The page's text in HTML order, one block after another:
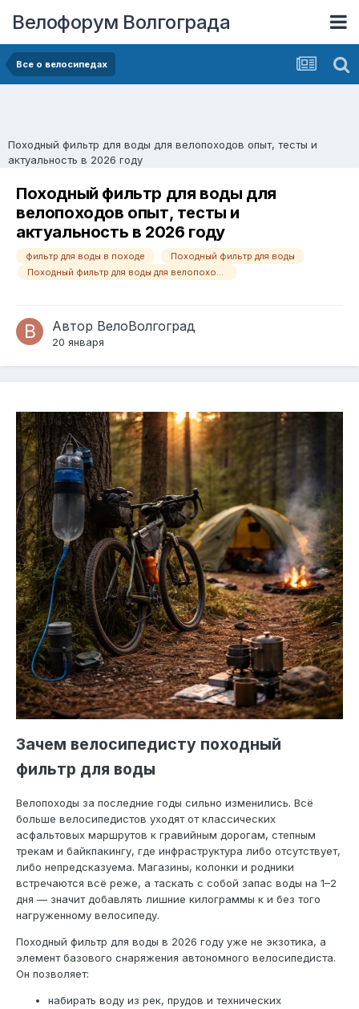
Велофорум Волгограда
Все о велосипедах
Походный фильтр для воды для велопоходов опыт, тесты и
актуальность в 2026 году
Походный фильтр для воды для
велопоходов опыт, тесты и
актуальность в 2026 году
фильтр для воды в походе
Походный фильтр для воды
Походный фильтр для воды для велопоходов
Автор ВелоВолгоград
20 января
Зачем велосипедисту походный
фильтр для воды
Велопоходы за последние годы сильно изменились. Всё
больше велосипедистов уходят от классических
асфальтовых маршрутов к гравийным дорогам, степным
трекам и байкпакингу, где инфраструктура либо отсутствует,
либо непредсказуема. Магазины, колонки и родники
встречаются всё реже, а таскать с собой запас воды на 1–2
дня — значит добавлять лишние килограммы к и без того
нагруженному велосипеду.
Походный фильтр для воды в 2026 году уже не экзотика, а
элемент базового снаряжения автономного велосипедиста.
Он позволяет:
набирать воду из рек, прудов и технических